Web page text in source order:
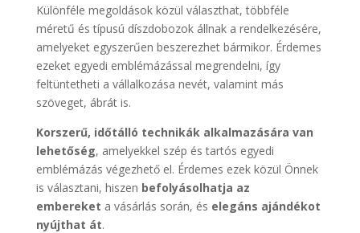
Különféle megoldások közül választhat, többféle
méretű és típusú díszdobozok állnak a rendelkezésére,
amelyeket egyszerűen beszerezhet bármikor. Érdemes
ezeket egyedi emblémázással megrendelni, így
feltüntetheti a vállalkozása nevét, valamint más
szöveget, ábrát is.
Korszerű, időtálló technikák alkalmazására van
lehetőség, amelyekkel szép és tartós egyedi
emblémázás végezhető el. Érdemes ezek közül Önnek
is választani, hiszen befolyásolhatja az
embereket a vásárlás során, és elegáns ajándékot
nyújthat át.